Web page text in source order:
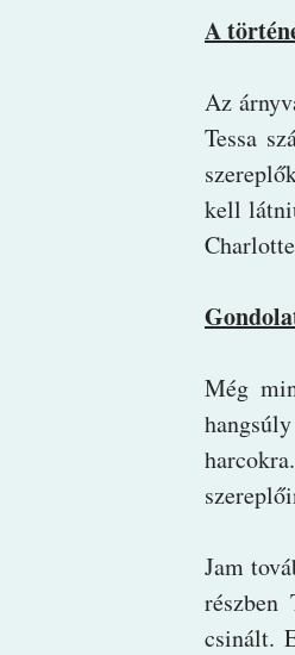
A
Az
Tessa
kell
Még
Jam
csinált.